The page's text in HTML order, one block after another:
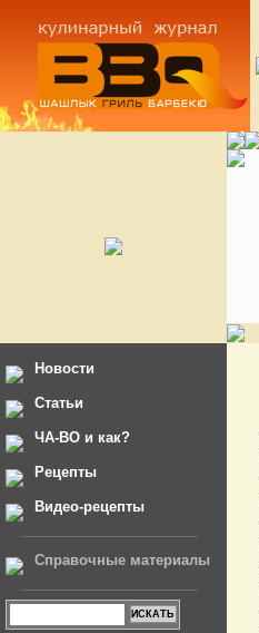
Новости
Статьи
ЧА-ВО и как?
Рецепты
Видео-рецепты
Справочные материалы